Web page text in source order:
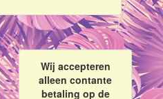
Wij accepteren
alleen contante
betaling op de